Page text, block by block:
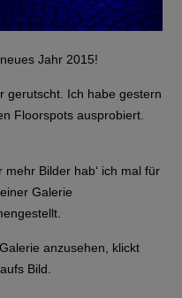
Jahr 2015!
gerutscht. Ich habe gestern
Floorspots ausprobiert.
mehr Bilder hab‘ ich mal für
Galerie
anzusehen, klickt
Bild.